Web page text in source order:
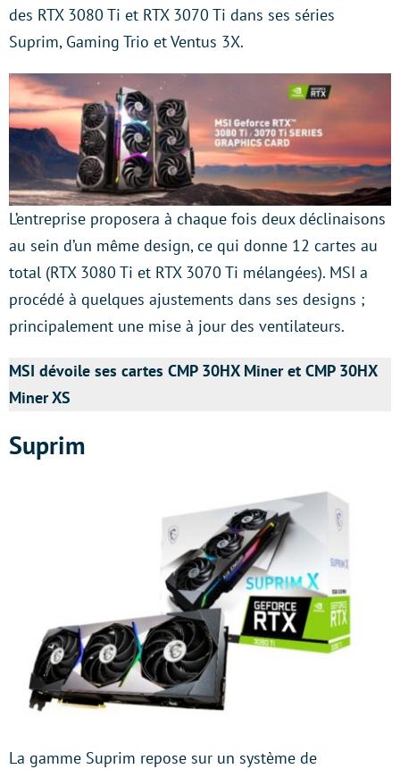
des RTX 3080 Ti et RTX 3070 Ti dans ses séries
Suprim, Gaming Trio et Ventus 3X.
L’entreprise proposera à chaque fois deux déclinaisons
au sein d’un même design, ce qui donne 12 cartes au
total (RTX 3080 Ti et RTX 3070 Ti mélangées). MSI a
procédé à quelques ajustements dans ses designs ;
principalement une mise à jour des ventilateurs.
MSI dévoile ses cartes CMP 30HX Miner et CMP 30HX
Miner XS
Suprim
La gamme Suprim repose sur un système de